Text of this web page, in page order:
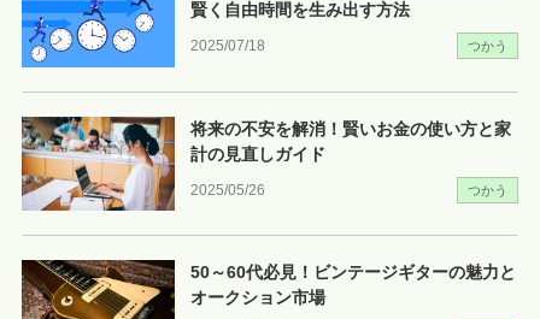
2025/07/18 つかう
賢く自由時間を生み出す方法
2025/05/26 つかう
将来の不安を解消！賢いお金の使い方と家
計の見直しガイド
50～60代必見！ビンテージギターの魅力と
オークション市場